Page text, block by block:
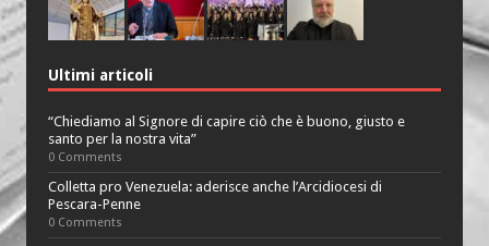
Ultimi articoli
“Chiediamo al Signore di capire ciò che è buono, giusto e
santo per la nostra vita”
0 Comments
Colletta pro Venezuela: aderisce anche l’Arcidiocesi di
Pescara-Penne
0 Comments